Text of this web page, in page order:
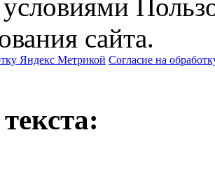
сайта.
Яндекс Метрикой Согласие на